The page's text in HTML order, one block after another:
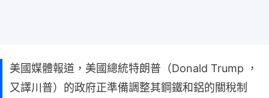
美國媒體報道，美國總統特朗普（Donald Trump ，
又譯川普）的政府正準備調整其鋼鐵和鋁的關稅制